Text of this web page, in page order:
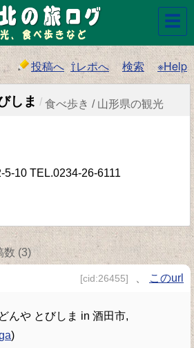
投稿へ ⇧レポへ 検索 ※Help
しま / 食べ歩き / 山形県の観光
10 TEL.0234-26-6111
数 (3)
[cid:26455] このurl
んや とびしま in 酒田市,
)
☰